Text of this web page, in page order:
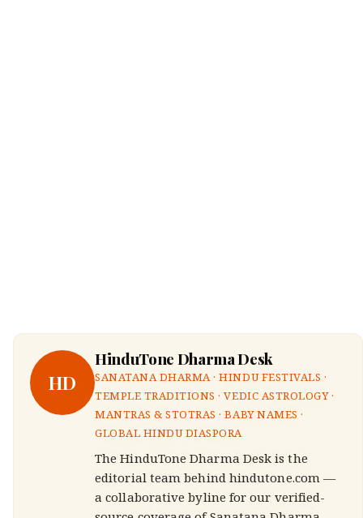
HD
HinduTone Dharma Desk
SANATANA DHARMA · HINDU FESTIVALS ·
TEMPLE TRADITIONS · VEDIC ASTROLOGY ·
MANTRAS & STOTRAS · BABY NAMES ·
GLOBAL HINDU DIASPORA
The HinduTone Dharma Desk is the
editorial team behind hindutone.com —
a collaborative byline for our verified-